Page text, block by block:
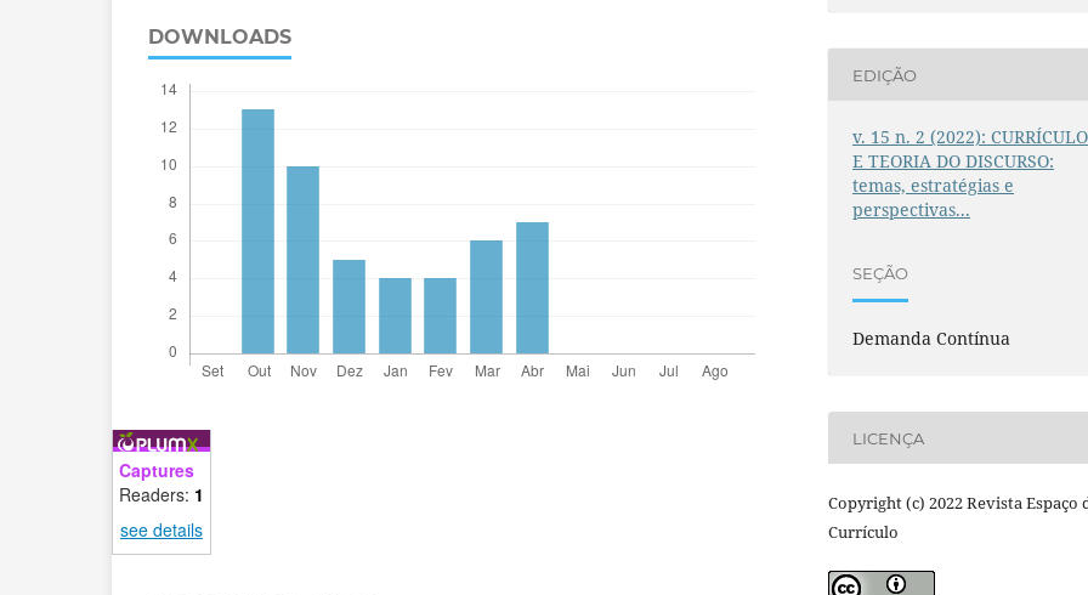
DOWNLOADS
Captures
Readers: 1
see details
EDIÇÃO
v. 15 n. 2 (2022): CURRÍCULO
E TEORIA DO DISCURSO:
temas, estratégias e
perspectivas...
SEÇÃO
Demanda Contínua
LICENÇA
Copyright (c) 2022 Revista Espaço
Currículo